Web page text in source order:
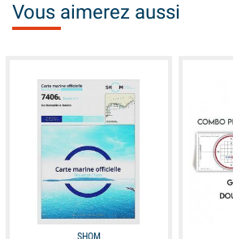
Vous aimerez aussi
available
SHOM